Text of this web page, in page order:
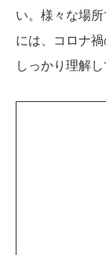
い。様々な場
には、コロナ
しっかり理解